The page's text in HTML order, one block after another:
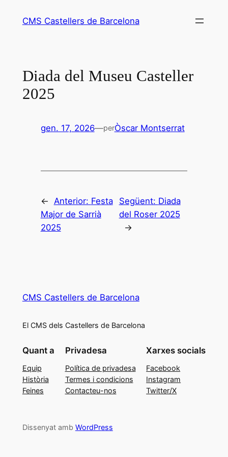
CMS Castellers de Barcelona
Diada del Museu Casteller
2025
gen. 17, 2026—perÒscar Montserrat
← Anterior: Festa
Major de Sarrià
2025
Següent: Diada
del Roser 2025
→
CMS Castellers de Barcelona
El CMS dels Castellers de Barcelona
Quant a
Equip
Història
Feines
Privadesa
Política de privadesa
Termes i condicions
Contacteu-nos
Xarxes socials
Facebook
Instagram
Twitter/X
Dissenyat amb WordPress